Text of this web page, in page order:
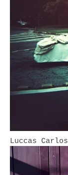
Luccas Carlos